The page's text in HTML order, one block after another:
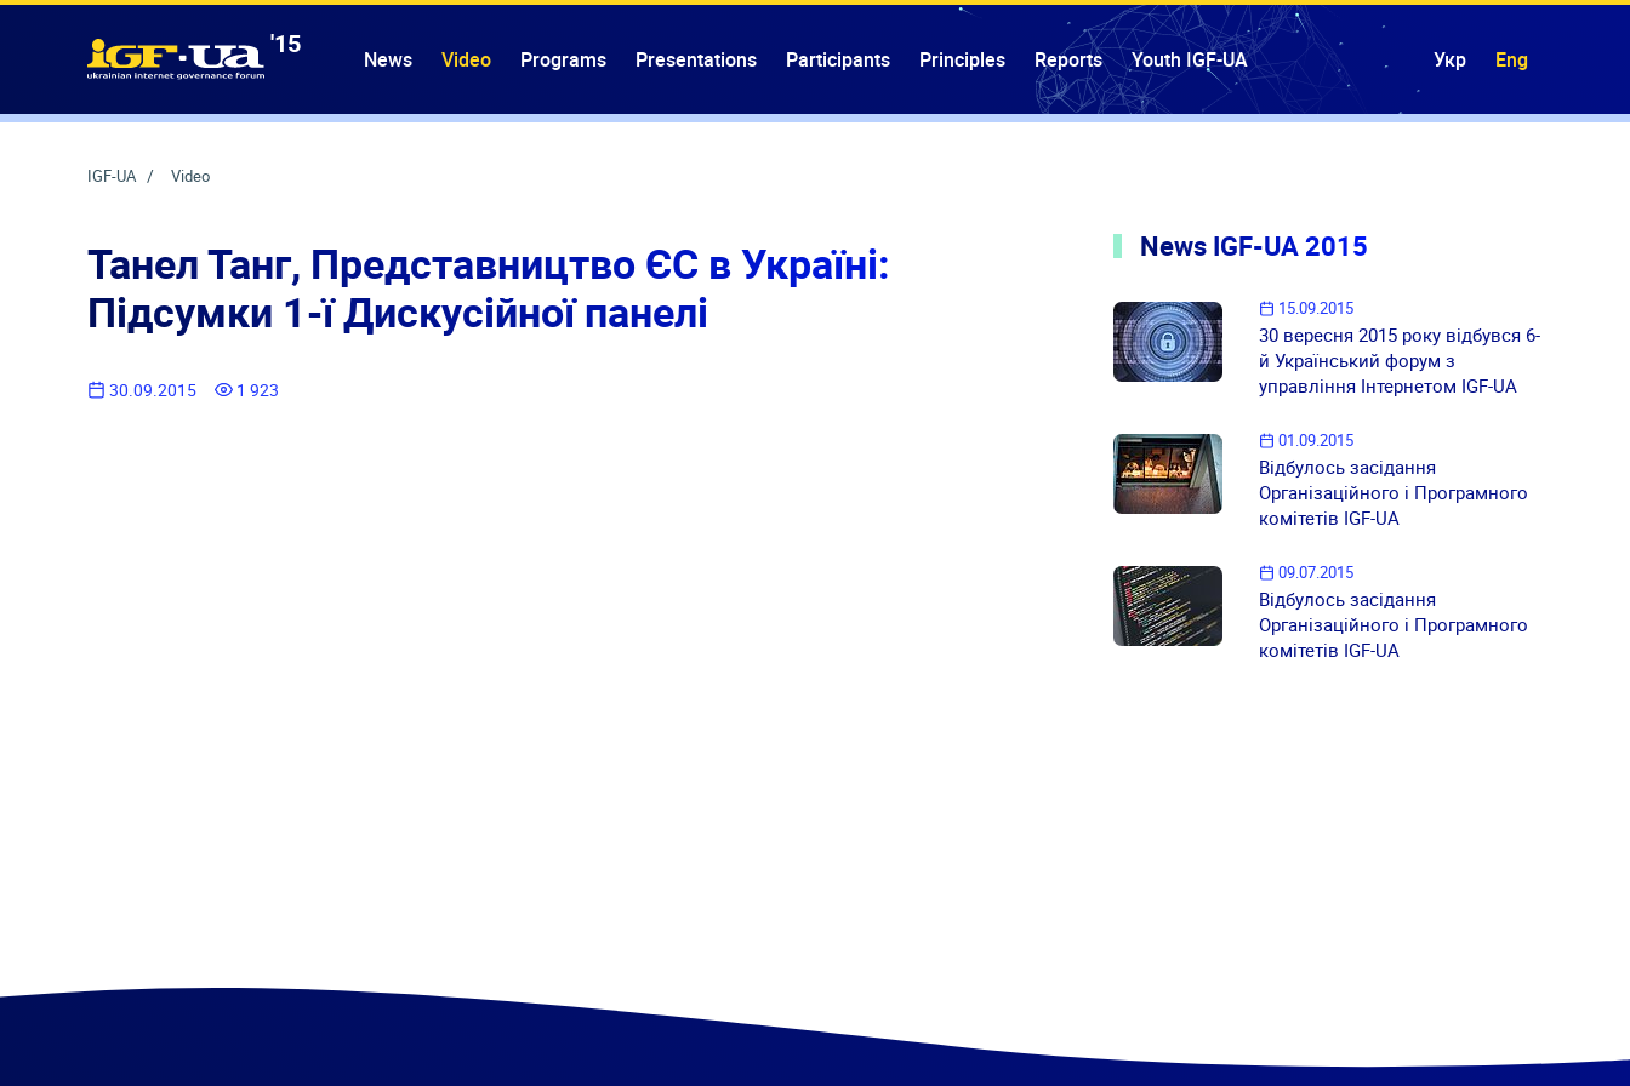
'15 News Video Programs Presentations Participants Principles Reports Youth IGF-UA Укр Eng
IGF-UA Video
Танел Танг, Представництво ЄС в Україні:
Підсумки 1-ї Дискусійної панелі
30.09.2015 1 923
News IGF-UA 2015
15.09.2015
30 вересня 2015 року відбувся 6-
й Український форум з
управління Інтернетом IGF-UA
01.09.2015
Відбулось засідання
Організаційного і Програмного
комітетів IGF-UA
09.07.2015
Відбулось засідання
Організаційного і Програмного
комітетів IGF-UA